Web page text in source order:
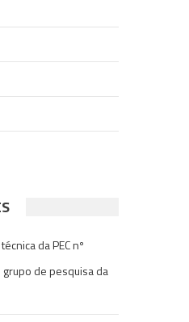
da PEC nº
de pesquisa da